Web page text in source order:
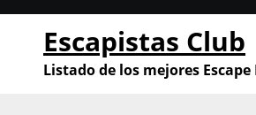
Saltar
contenido
Escapistas Club
Listado de los mejores Escape